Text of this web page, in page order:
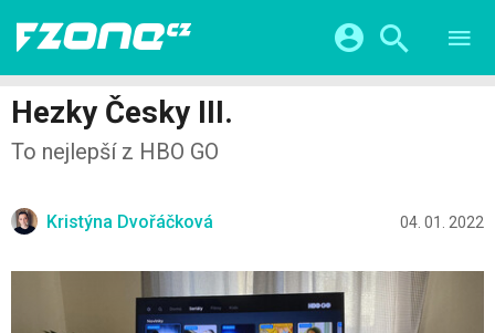
VIDEA
SERIÁLY
CHYTRÁ DOMÁCNOST
CHYTRÁ MĚSTA
ŽIVOT BUDOUCNOSTI
FINTECH
Přihlášení a registrace pomocí:
Facebook
Twitter
Hezky Česky III.
To nejlepší z HBO GO
Kristýna Dvořáčková 04. 01. 2022